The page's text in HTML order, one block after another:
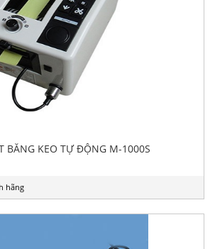
BĂNG KEO TỰ ĐỘNG M-1000S
hãng